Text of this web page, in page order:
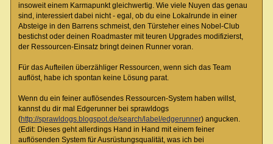
insoweit einem Karmapunkt gleichwertig. Wie viele Nuyen das genau
sind, interessiert dabei nicht - egal, ob du eine Lokalrunde in einer
Absteige in den Barrens schmeist, den Türsteher eines Nobel-Club
bestichst oder deinen Roadmaster mit teuren Upgrades modifizierst,
der Ressourcen-Einsatz bringt deinen Runner voran.
Für das Aufteilen überzähliger Ressourcen, wenn sich das Team
auflöst, habe ich spontan keine Lösung parat.
Wenn du ein feiner auflösendes Ressourcen-System haben willst,
kannst du dir mal Edgerunner bei sprawldogs
(http://sprawldogs.blogspot.de/search/label/edgerunner) angucken.
(Edit: Dieses geht allerdings Hand in Hand mit einem feiner
auflösenden System für Ausrüstungsqualität, was ich bei